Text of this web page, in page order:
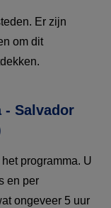
Er zijn
om dit
- Salvador
programma. U
en per
ongeveer 5 uur